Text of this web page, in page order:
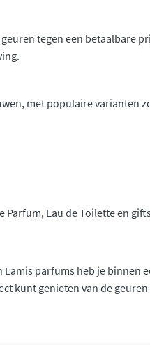
tegen een betaalbare
met populaire varianten
Eau de Toilette en
parfums heb je binnen
kunt genieten van de